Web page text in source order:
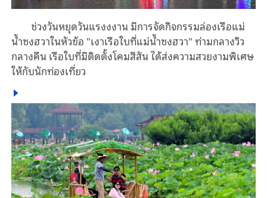
ช่วงวันหยุดวันแรงงงาน มีการจัดกิจกรรมล่องเรือแม่
น้ำซงฮวาในหัวข้อ "เงาเรือใบที่แม่น้ำซงฮวา" ท่ามกลางวิว
กลางคืน เรือใบที่มีติดตั้งโคมสีสัน ได้ส่งความสวยงามพิเศษ
ให้กับนักท่องเที่ยว